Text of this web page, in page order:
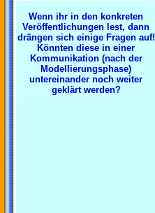
Wenn ihr in den konkreten
Veröffentlichungen lest, dann
drängen sich einige Fragen auf!
Könnten diese in einer
Kommunikation (nach der
Modellierungsphase)
untereinander noch weiter
geklärt werden?